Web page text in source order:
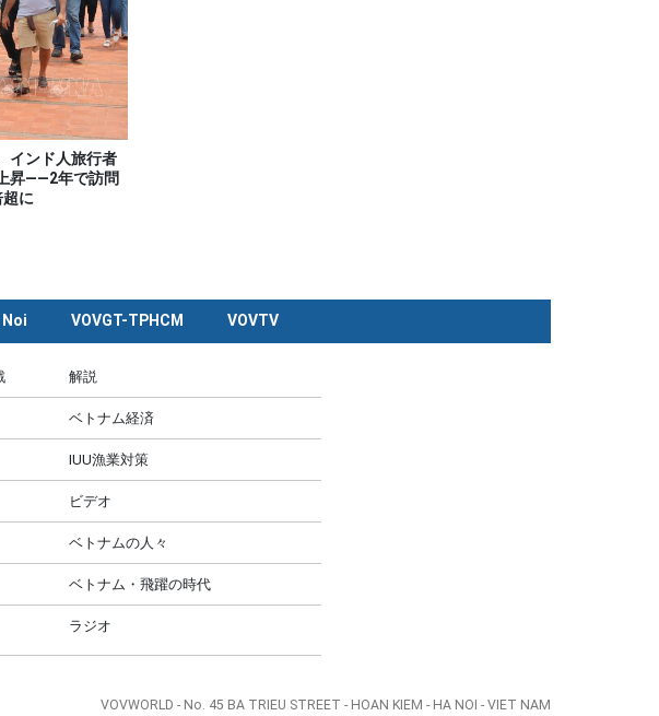
インド人旅行者
昇――2年で訪問
に
Noi VOVGT-TPHCM VOVTV
解説
ベトナム経済
IUU漁業対策
ビデオ
ベトナムの人々
ベトナム・飛躍の時代
ラジオ
VOVWORLD - No. 45 BA TRIEU STREET - HOAN KIEM - HA NOI - VIET NAM